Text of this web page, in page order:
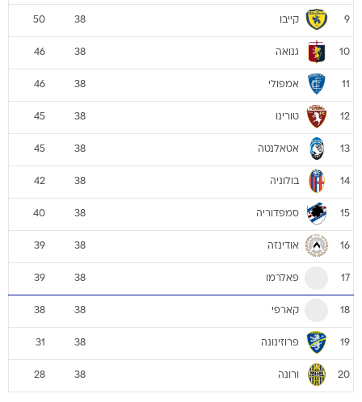
9 קייבו 38
50
10 גנואה 38
46
11 אמפולי 38
46
12 טורינו 38
45
13 אטאלנטה 38
45
14 בולוניה 38
42
15 סמפדוריה 38
40
16 אודינזה 38
39
17 פאלרמו 38
39
18 קארפי 38
38
19 פרוזינונה 38
31
20 ורונה 38
28